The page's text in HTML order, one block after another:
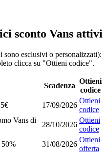
sconto Vans attivi
esclusivi o personalizzati):
clicca su "Ottieni codice".
Scadenza
Ottieni
codice
17/09/2026
Ottieni
codice
Vans di
28/10/2026
Ottieni
codice
31/08/2026
Ottieni
offerta